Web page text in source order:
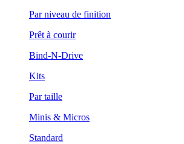
Par niveau de finition
Prêt à courir
Bind-N-Drive
Kits
Par taille
Minis & Micros
Standard